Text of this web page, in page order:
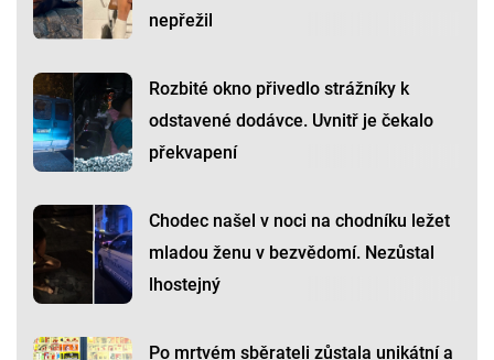
nepřežil
Rozbité okno přivedlo strážníky k
odstavené dodávce. Uvnitř je čekalo
překvapení
Chodec našel v noci na chodníku ležet
mladou ženu v bezvědomí. Nezůstal
lhostejný
Po mrtvém sběrateli zůstala unikátní a